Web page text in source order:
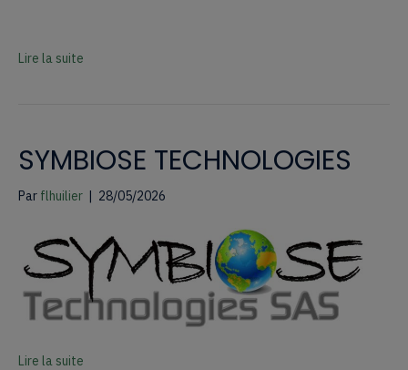
Lire la suite
SYMBIOSE TECHNOLOGIES
Par flhuilier | 28/05/2026
Lire la suite